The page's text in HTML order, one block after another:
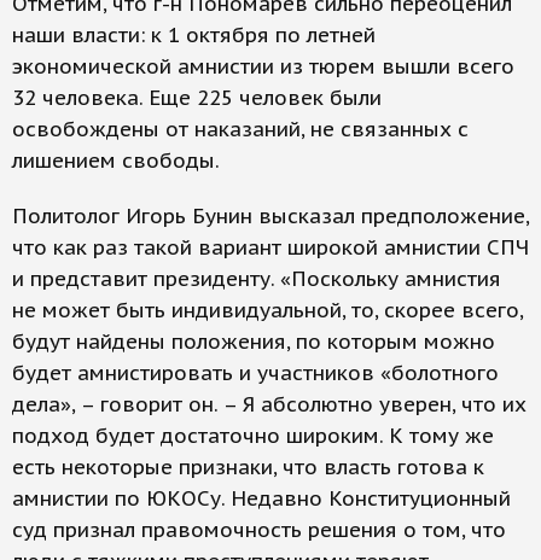
наши власти: к 1 октября по летней
экономической амнистии из тюрем вышли всего
32 человека. Еще 225 человек были
освобождены от наказаний, не связанных с
лишением свободы.
Политолог Игорь Бунин высказал предположение,
что как раз такой вариант широкой амнистии СПЧ
и представит президенту. «Поскольку амнистия
не может быть индивидуальной, то, скорее всего,
будут найдены положения, по которым можно
будет амнистировать и участников «болотного
дела», – говорит он. – Я абсолютно уверен, что их
подход будет достаточно широким. К тому же
есть некоторые признаки, что власть готова к
амнистии по ЮКОСу. Недавно Конституционный
суд признал правомочность решения о том, что